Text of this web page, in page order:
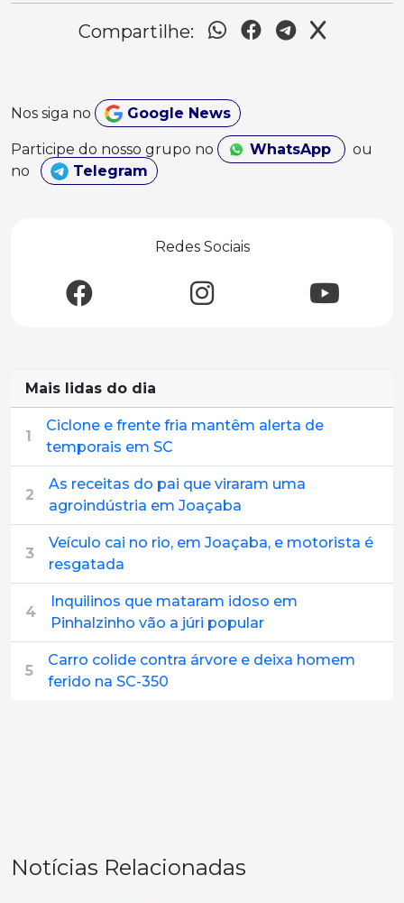
Compartilhe:
Nos siga no Google News
Participe do nosso grupo no WhatsApp
ou
no
Telegram
Redes Sociais
Mais lidas do dia
1
Ciclone e frente fria mantêm alerta de
temporais em SC
2
As receitas do pai que viraram uma
agroindústria em Joaçaba
3
Veículo cai no rio, em Joaçaba, e motorista é
resgatada
4
Inquilinos que mataram idoso em
Pinhalzinho vão a júri popular
5
Carro colide contra árvore e deixa homem
ferido na SC-350
Notícias Relacionadas